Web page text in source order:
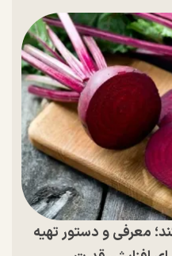
معرفی و دستور تهیه